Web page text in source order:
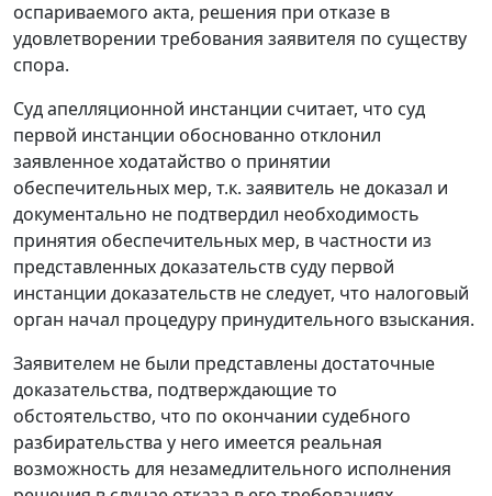
оспариваемого акта, решения при отказе в
удовлетворении требования заявителя по существу
спора.
Суд апелляционной инстанции считает, что суд
первой инстанции обоснованно отклонил
заявленное ходатайство о принятии
обеспечительных мер, т.к. заявитель не доказал и
документально не подтвердил необходимость
принятия обеспечительных мер, в частности из
представленных доказательств суду первой
инстанции доказательств не следует, что налоговый
орган начал процедуру принудительного взыскания.
Заявителем не были представлены достаточные
доказательства, подтверждающие то
обстоятельство, что по окончании судебного
разбирательства у него имеется реальная
возможность для незамедлительного исполнения